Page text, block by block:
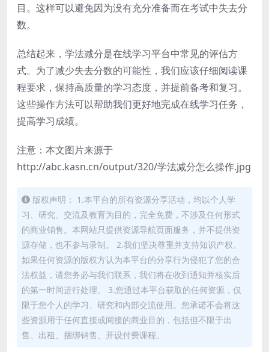
目。这样可以避免因为没有充分准备而在考试中失去分
数。
总结起来，学法减分是在线学习平台中常见的评估方
式。为了减少失去分数的可能性，我们应该仔细阅读课
程要求，保持高质量的学习态度，并提前备考和复习。
这些操作方法可以帮助我们更好地完成在线学习任务，
提高学习成绩。
注意：本文图片来源于
http://abc.kasn.cn/output/320/学法减分怎么操作.jpg
版权声明： 1.本平台的所有资源分享活动，均以个人学
习、研究、交流及教育为目的，完全免费，不涉及任何形式
的商业销售。本网站只提供资源导航页面服务，并不提供资
源存储，也不参与录制。 2.我们坚决尊重并支持知识产权。
如果任何资源的版权方认为本平台的分享行为侵犯了您的合
法权益，请您务必与我们联系，我们将在收到通知并核实后
的第一时间进行处理。 3.您通过本平台获取的任何资源，仅
限于您个人的学习、研究和内部交流使用。您承诺不会将这
些资源用于任何直接或间接的商业目的，包括但不限于出
售、出租、捆绑销售、开设付费课程。